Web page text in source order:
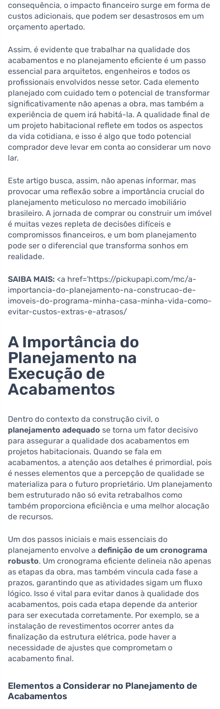
consequência, o impacto financeiro surge em forma de
custos adicionais, que podem ser desastrosos em um
orçamento apertado.
Assim, é evidente que trabalhar na qualidade dos
acabamentos e no planejamento eficiente é um passo
essencial para arquitetos, engenheiros e todos os
profissionais envolvidos nesse setor. Cada elemento
planejado com cuidado tem o potencial de transformar
significativamente não apenas a obra, mas também a
experiência de quem irá habitá-la. A qualidade final de
um projeto habitacional reflete em todos os aspectos
da vida cotidiana, e isso é algo que todo potencial
comprador deve levar em conta ao considerar um novo
lar.
Este artigo busca, assim, não apenas informar, mas
provocar uma reflexão sobre a importância crucial do
planejamento meticuloso no mercado imobiliário
brasileiro. A jornada de comprar ou construir um imóvel
é muitas vezes repleta de decisões difíceis e
compromissos financeiros, e um bom planejamento
pode ser o diferencial que transforma sonhos em
realidade.
SAIBA MAIS: <a href='https://pickupapi.com/mc/a-
importancia-do-planejamento-na-construcao-de-
imoveis-do-programa-minha-casa-minha-vida-como-
evitar-custos-extras-e-atrasos/
A Importância do
Planejamento na
Execução de
Acabamentos
Dentro do contexto da construção civil, o
planejamento adequado se torna um fator decisivo
para assegurar a qualidade dos acabamentos em
projetos habitacionais. Quando se fala em
acabamentos, a atenção aos detalhes é primordial, pois
é nesses elementos que a percepção de qualidade se
materializa para o futuro proprietário. Um planejamento
bem estruturado não só evita retrabalhos como
também proporciona eficiência e uma melhor alocação
de recursos.
Um dos passos iniciais e mais essenciais do
planejamento envolve a definição de um cronograma
robusto. Um cronograma eficiente delineia não apenas
as etapas da obra, mas também vincula cada fase a
prazos, garantindo que as atividades sigam um fluxo
lógico. Isso é vital para evitar danos à qualidade dos
acabamentos, pois cada etapa depende da anterior
para ser executada corretamente. Por exemplo, se a
instalação de revestimentos ocorrer antes da
finalização da estrutura elétrica, pode haver a
necessidade de ajustes que comprometam o
acabamento final.
Elementos a Considerar no Planejamento de
Acabamentos